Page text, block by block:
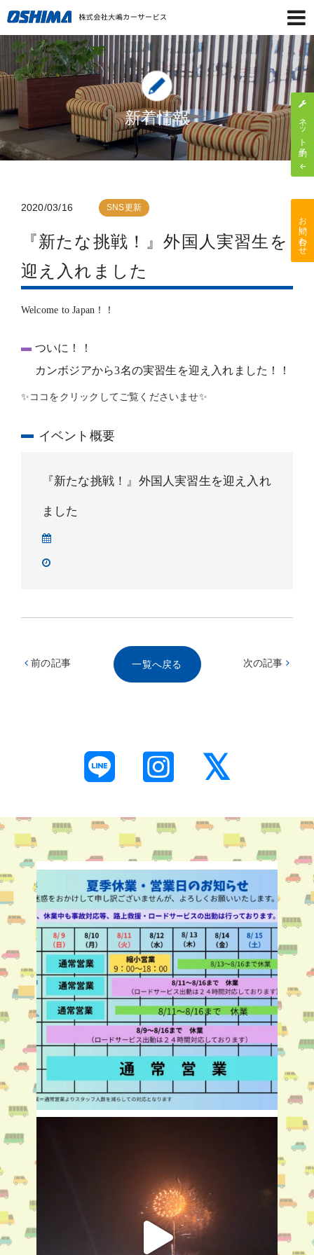
新着情報
2020/03/16 SNS更新
『新たな挑戦！』外国人実習生を
迎え入れました
Welcome to Japan！！
ついに！！
カンボジアから3名の実習生を迎え入れました！！
✨ココをクリックしてご覧くださいませ✨
イベント概要
『新たな挑戦！』外国人実習生を迎え入れ
ました
一覧へ戻る
前の記事 次の記事
ネット予約
お問い合わせ